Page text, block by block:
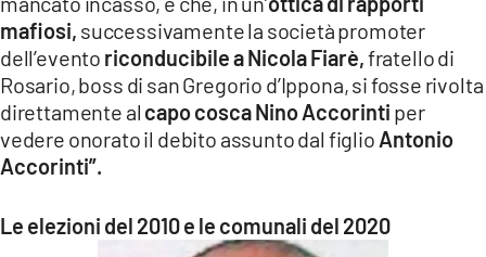
mafiosi, successivamente la società promoter
dell’evento riconducibile a Nicola Fiarè,fratello di
Rosario, boss di san Gregorio d’Ippona, si fosse rivolta
direttamente al capo cosca Nino Accorinti per
vedere onorato il debito assunto dal figlio Antonio
Accorinti”.
Le elezioni del 2010 e le comunali del 2020